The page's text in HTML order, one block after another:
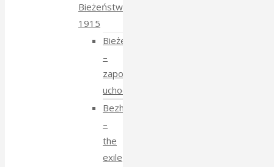
Bieżeństwo
1915
Bieżeństwo
–
zapomniane
uchodźstwo
Bezhenstvo
–
the
exile